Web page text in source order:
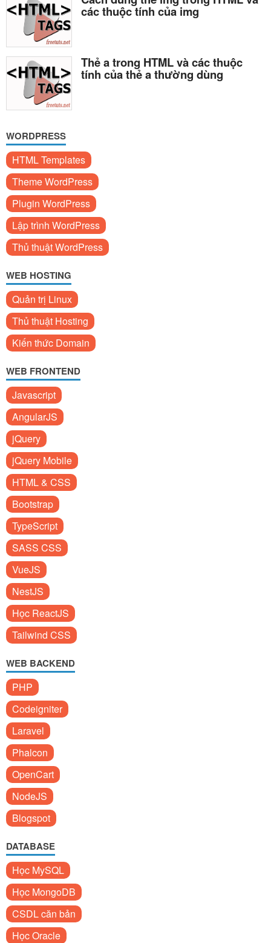
các thuộc tính của img
Thẻ a trong HTML và các thuộc
tính của thẻ a thường dùng
WORDPRESS
HTML Templates
Theme WordPress
Plugin WordPress
Lập trình WordPress
Thủ thuật WordPress
WEB HOSTING
Quản trị Linux
Thủ thuật Hosting
Kiến thức Domain
WEB FRONTEND
Javascript
AngularJS
jQuery
jQuery Mobile
HTML & CSS
Bootstrap
TypeScript
SASS CSS
VueJS
NestJS
Học ReactJS
Tailwind CSS
WEB BACKEND
PHP
Codeigniter
Laravel
Phalcon
OpenCart
NodeJS
Blogspot
DATABASE
Học MySQL
Học MongoDB
CSDL căn bản
Học Oracle